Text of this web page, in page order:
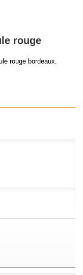
rouge
rouge bordeaux.